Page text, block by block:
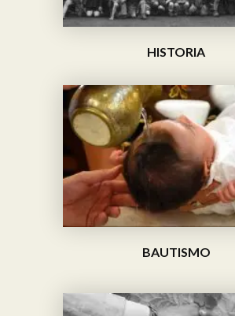
HISTORIA
BAUTISMO